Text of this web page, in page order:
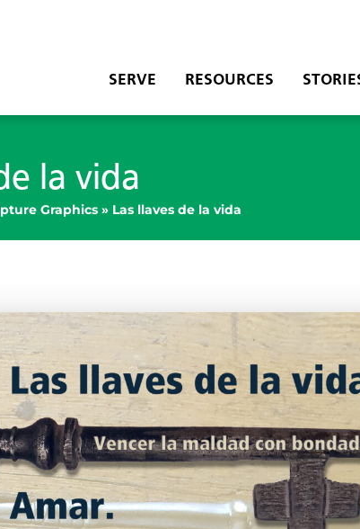
SERVE RESOURCES
la vida
Graphics » Las llaves de la vida